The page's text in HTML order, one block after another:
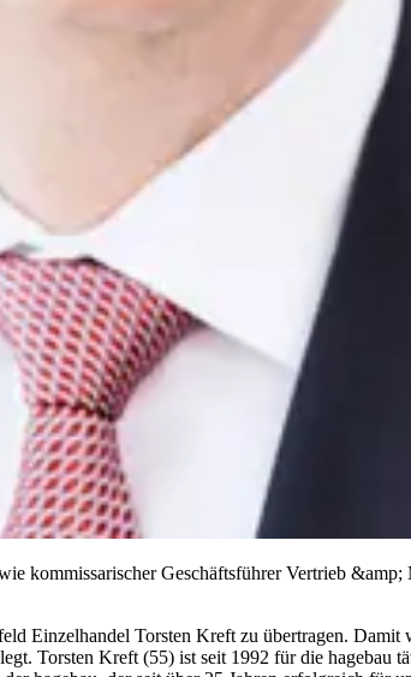
kommissarischer Geschäftsführer Vertrieb
Einzelhandel Torsten Kreft zu übertragen. Damit
Torsten Kreft (55) ist seit 1992 für die hagebau